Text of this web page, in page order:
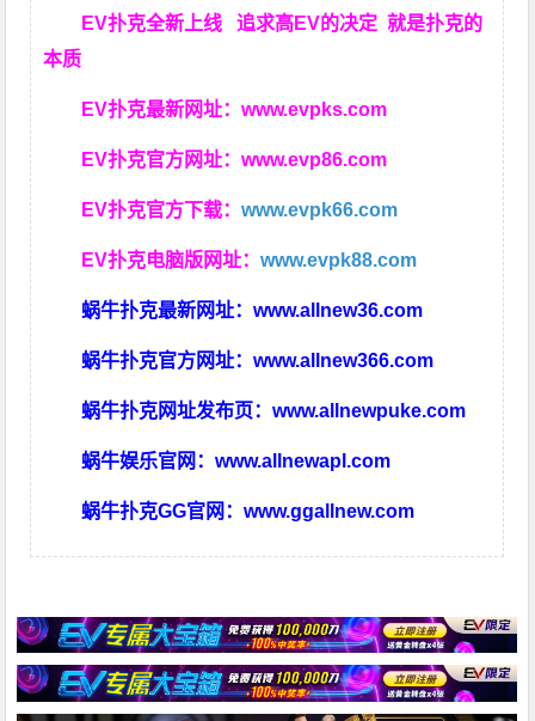
EV扑克全新上线 追求高EV的决定就是扑克的
本质
EV扑克最新网址：www.evpks.com
EV扑克官方网址：www.evp86.com
EV扑克官方下载：www.evpk66.com
EV扑克电脑版网址：www.evpk88.com
蜗牛扑克最新网址：www.allnew36.com
蜗牛扑克官方网址：www.allnew366.com
蜗牛扑克网址发布页：www.allnewpuke.com
蜗牛娱乐官网：www.allnewapl.com
蜗牛扑克GG官网：www.ggallnew.com